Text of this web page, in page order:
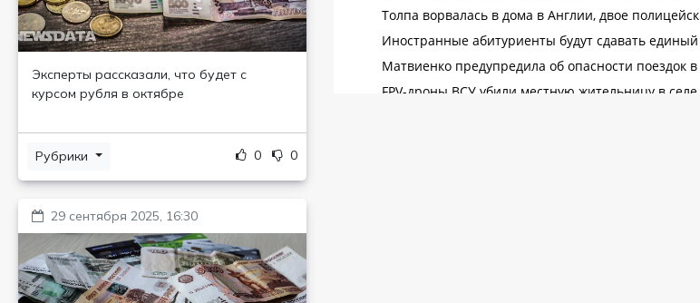
Эксперты рассказали, что будет с
курсом рубля в октябре
Рубрики 0 0
29 сентября 2025, 16:30